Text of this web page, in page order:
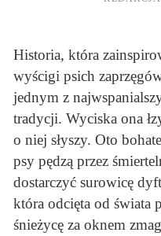
Historia, która
wyścigi psich
jednym z
tradycji. Wyciska ona
o niej słyszy. Oto
psy pędzą przez
dostarczyć surowicę
która odcięta od świata
śnieżycę za oknem